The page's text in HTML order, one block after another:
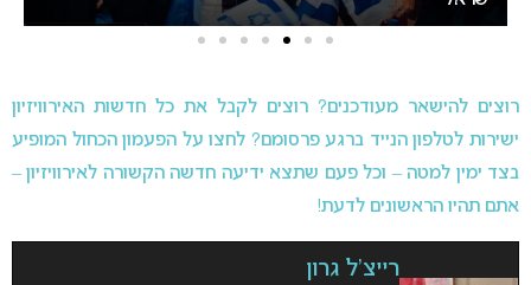
רוצים להישאר מעודכנים? רוצים לקבל את כל חדשות האירוויזיון
ישירות לטלפון הנייד ברגע פרסומם? לחצו על הפעמון הכחול המופיע
בצד ימין למטה – וכל פעם שתצא ידיעה חדשה הקשורה לאירוויזיון –
אתם תהיו הראשונים לדעת!
רייצ'ל גרון